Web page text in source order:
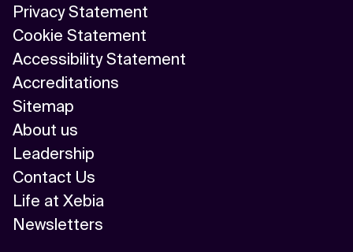
Privacy Statement
Cookie Statement
Accessibility Statement
Accreditations
Sitemap
About us
Leadership
Contact Us
Life at Xebia
Newsletters